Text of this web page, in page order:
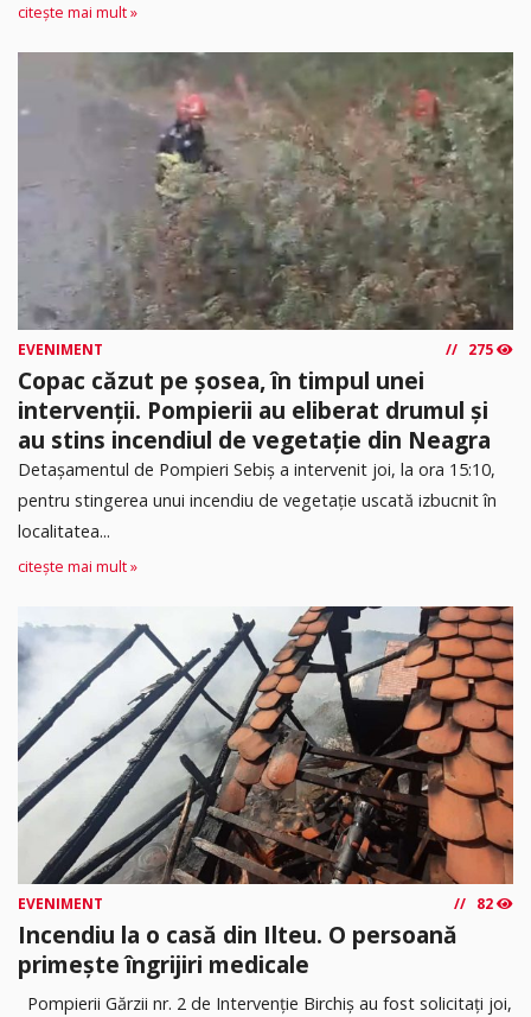
citește mai mult »
EVENIMENT 275
Copac căzut pe șosea, în timpul unei
intervenții. Pompierii au eliberat drumul și
au stins incendiul de vegetație din Neagra
Detașamentul de Pompieri Sebiș a intervenit joi, la ora 15:10,
pentru stingerea unui incendiu de vegetație uscată izbucnit în
localitatea...
citește mai mult »
EVENIMENT 82
Incendiu la o casă din Ilteu. O persoană
primește îngrijiri medicale
Pompierii Gărzii nr. 2 de Intervenție Birchiș au fost solicitați joi,